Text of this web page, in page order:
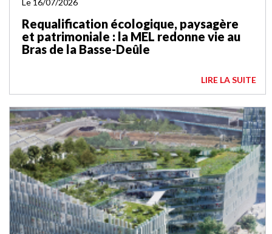
Le 16/07/2026
Requalification écologique, paysagère
et patrimoniale : la MEL redonne vie au
Bras de la Basse-Deûle
LIRE LA SUITE